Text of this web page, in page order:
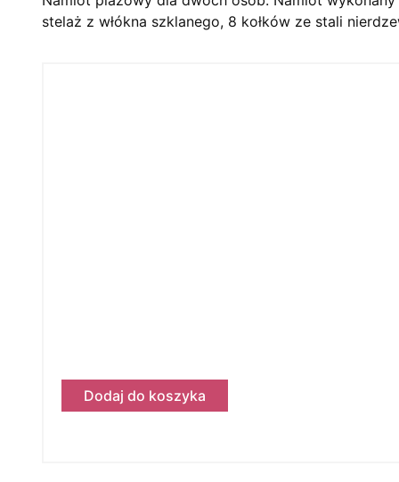
stelaż z włókna szklanego, 8 kołków ze stali
Dodaj do koszyka